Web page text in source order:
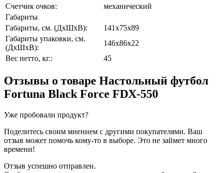
Счетчик очков:
механический
Габариты
Габариты, см. (ДхШхВ):
141x75x89
Габариты упаковки, см.
(ДхШхВ):
146x86x22
Вес нетто, кг.:
45
Отзывы о товаре Настольный футбол
Fortuna Black Force FDX-550
Уже пробовали продукт?
Поделитесь своим мнением с другими покупателями. Ваш
отзыв может помочь кому-то в выборе. Это не займет много
времени!
Отзыв успешно отправлен.